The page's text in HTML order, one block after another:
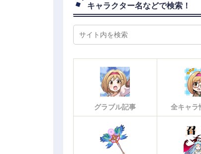
キャラクター名などで検索！
グラブル記事 全キャラ